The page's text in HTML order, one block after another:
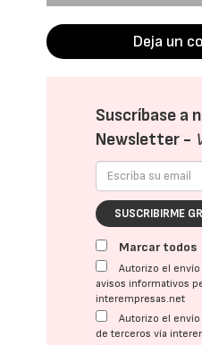
Deja un
Suscríbase a
Newsletter -
SUSCRIBIRME
Marcar todos
Autorizo el
avisos informativos
interempresas.net
Autorizo el
de terceros vía